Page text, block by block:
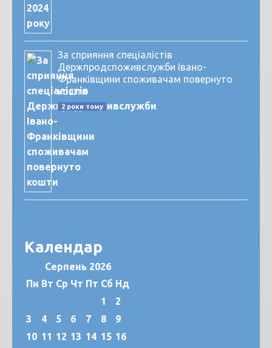
За сприяння спеціалістів
Держпродспоживслужби Івано-
Франківщини споживачам повернуто
кошти
2 роки тому
Календар
Серпень 2026
Пн Вт Ср Чт Пт Сб Нд
1
2
3
4 5 6 7 8
9
10 11 12 13 14 15 16